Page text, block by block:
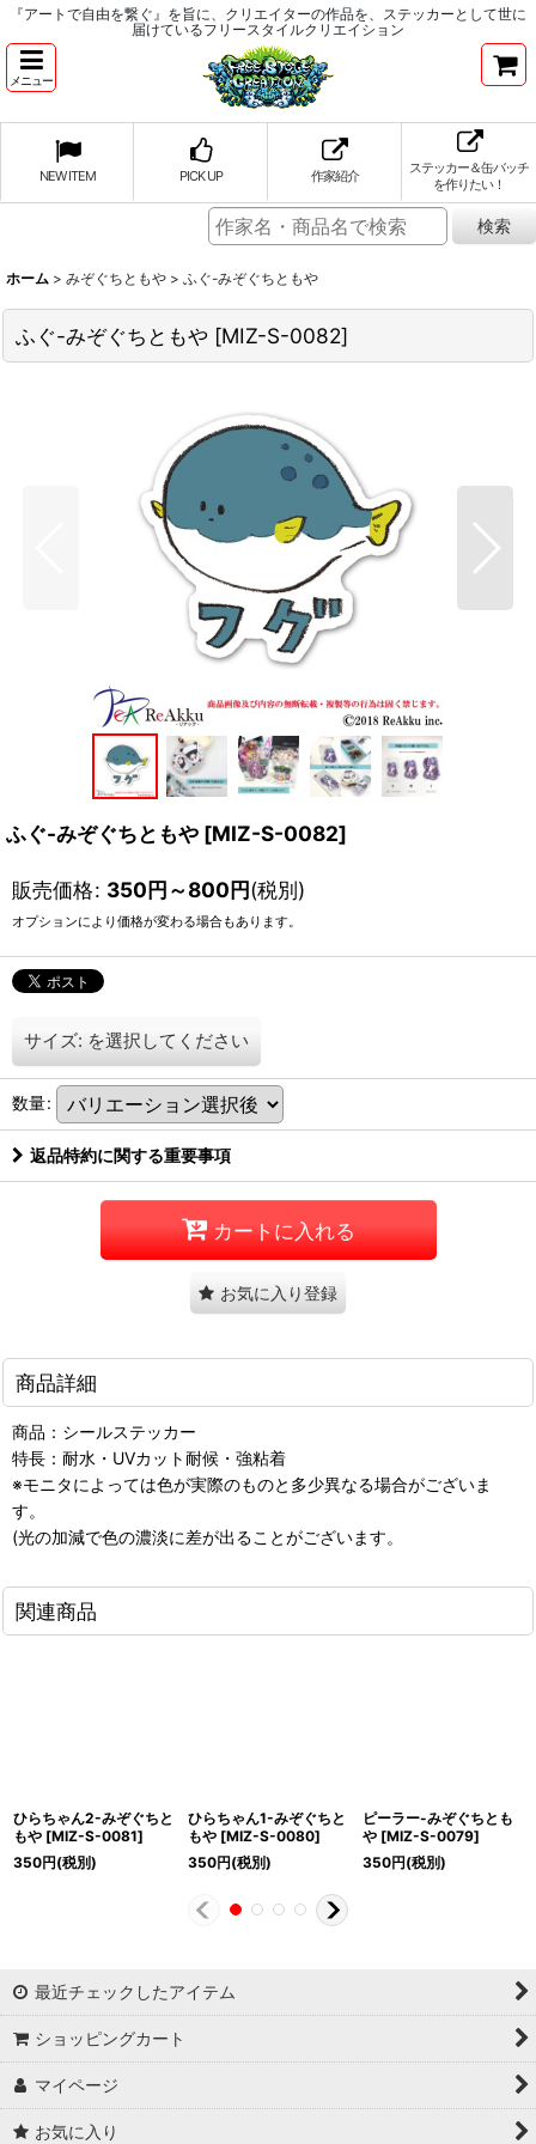
『アートで自由を繋ぐ』を旨に、クリエイターの作品を、ステッカーとして世に
届けているフリースタイルクリエイション
メニュー
NEW ITEM PICK UP 作家紹介
ステッカー＆缶バッチ
を作りたい！
ホーム > みぞぐちともや > ふぐ-みぞぐちともや
ふぐ-みぞぐちともや [MIZ-S-0082]
ふぐ-みぞぐちともや [MIZ-S-0082]
販売価格: 350円～800円(税別)
オプションにより価格が変わる場合もあります。
サイズ: を選択してください
数量:
返品特約に関する重要事項
カートに入れる
お気に入り登録
商品詳細
商品：シールステッカー
特長：耐水・UVカット耐候・強粘着
※モニタによっては色が実際のものと多少異なる場合がございま
す。
(光の加減で色の濃淡に差が出ることがございます。
関連商品
ひらちゃん2-みぞぐちと
もや [MIZ-S-0081]
350円(税別)
ひらちゃん1-みぞぐちと
もや [MIZ-S-0080]
350円(税別)
ピーラー-みぞぐちとも
や [MIZ-S-0079]
350円(税別)
最近チェックしたアイテム
ショッピングカート
マイページ
お気に入り